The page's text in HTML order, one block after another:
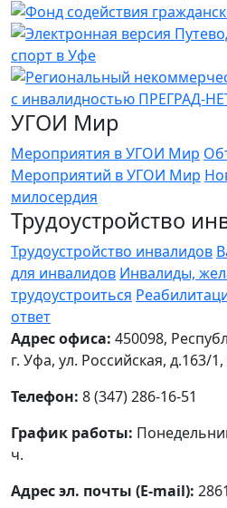
УГОИ Мир
Мероприятия в УГОИ Мир
Мероприятий в УГОИ Мир
милосердия
Трудоустройство
Трудоустройство инвалидов
для инвалидов Инвалиды,
трудоустроиться
ответ
Адрес офиса: 450098,
г. Уфа, ул. Российская, д.163/
Телефон: 8 (347) 286-16-51
График работы:
ч.
Адрес эл. почты (E-mail):